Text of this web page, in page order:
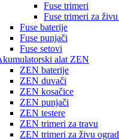
Fuse trimeri
Fuse trimeri za
Fuse baterije
Fuse punjači
Fuse setovi
alat ZEN
ZEN baterije
ZEN duvači
ZEN kosačice
ZEN punjači
ZEN testere
ZEN trimeri za travu
ZEN trimeri za živu